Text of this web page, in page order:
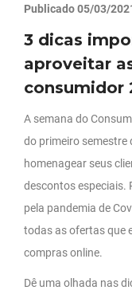
Publicado 05/03/
3 dicas
aproveitar
consumidor
A semana do
do primeiro semestre
homenagear seus
descontos especiais.
pela pandemia de
todas as ofertas que
compras online.
Dê uma olhada nas